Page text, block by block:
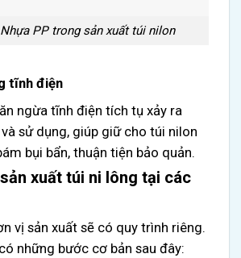
PP trong sản xuất túi nilon
tĩnh điện
ngừa tĩnh điện tích tụ xảy ra
sử dụng, giúp giữ cho túi nilon
bụi bẩn, thuận tiện bảo quản.
xuất túi ni lông tại các
vị sản xuất sẽ có quy trình riêng.
những bước cơ bản sau đây: